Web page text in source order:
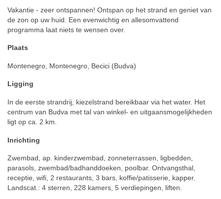
Vakantie - zeer ontspannen! Ontspan op het strand en geniet van
de zon op uw huid. Een evenwichtig en allesomvattend
programma laat niets te wensen over.
Plaats
Montenegro, Montenegro, Becici (Budva)
Ligging
In de eerste strandrij, kiezelstrand bereikbaar via het water. Het
centrum van Budva met tal van winkel- en uitgaansmogelijkheden
ligt op ca. 2 km.
Inrichting
Zwembad, ap. kinderzwembad, zonneterrassen, ligbedden,
parasols, zwembad/badhanddoeken, poolbar. Ontvangsthal,
receptie, wifi, 2 restaurants, 3 bars, koffie/patisserie, kapper.
Landscat.: 4 sterren, 228 kamers, 5 verdiepingen, liften.